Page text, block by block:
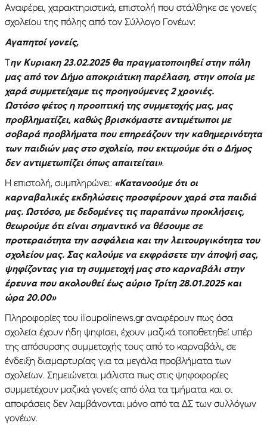
Αναφέρει, χαρακτηριστικά, επιστολή που στάλθηκε σε γονείς
σχολείου της πόλης από τον Σύλλογο Γονέων:
Αγαπητοί γονείς,
Την Κυριακη 23.02.2025 θα πραγματοποιηθεί στην πόλη
μας από τον Δήμο αποκριάτικη παρέλαση, στην οποία με
χαρά συμμετείχαμε τις προηγούμενες 2 χρονιές.
Ωστόσο φέτος η προοπτική της συμμετοχής μας, μας
προβληματίζει, καθώς βρισκόμαστε αντιμέτωποι με
σοβαρά προβλήματα που επηρεάζουν την καθημερινότητα
των παιδιών μας στο σχολείο, που εκτιμούμε ότι ο Δήμος
δεν αντιμετωπίζει όπως απαιτείται».
Η επιστολή, συμπληρώνει: «Κατανοούμε ότι οι
καρναβαλικές εκδηλώσεις προσφέρουν χαρά στα παιδιά
μας. Ωστόσο, με δεδομένες τις παραπάνω προκλήσεις,
θεωρούμε ότι είναι σημαντικό να θέσουμε σε
προτεραιότητα την ασφάλεια και την λειτουργικότητα του
σχολείου μας. Σας καλούμε να εκφράσετε την άποψή σας,
ψηφίζοντας για τη συμμετοχή μας στο καρναβάλι στην
έρευνα που ακολουθεί έως αύριο Τρίτη 28.01.2025 και
ώρα 20.00»
Πληροφορίες του ilioupolinews.gr αναφέρουν πως όσα
σχολεία έχουν ήδη ψηφίσει, έχουν μαζικά τοποθετηθεί υπέρ
της απόσυρσης συμμετοχής τους από το καρναβάλι, σε
ένδειξη διαμαρτυρίας για τα μεγάλα προβλήματα των
σχολείων. Σημειώνεται μάλιστα πως στις ψηφοφορίες
συμμετέχουν μαζικά γονείς από όλα τα τμήματα και οι
αποφάσεις δεν λαμβάνονται μόνο από τα ΔΣ των συλλόγων
γονέων.